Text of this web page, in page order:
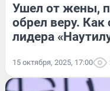
Ушел от жены,
обрел веру.
лидера
15 октября, 2025, 17:00